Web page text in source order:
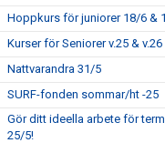
Hoppkurs för juniorer 18/6 &
Kurser för Seniorer v.25 & v.26
Nattvarandra 31/5
SURF-fonden sommar/ht -25
Gör ditt ideella arbete för
25/5!